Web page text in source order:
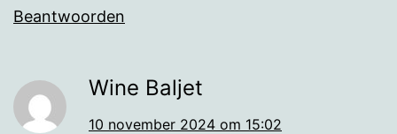
Beantwoorden
Wine Baljet
10 november 2024 om 15:02